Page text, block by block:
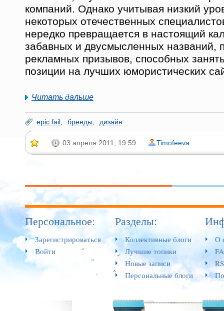
компаний. Однако учитывая низкий
некоторых отечественных
нередко превращается в настоящий
забавных и двусмысленных названий,
рекламных призывов, способных
позиции на лучших юмористических
Читать дальше
epic fail бренды дизайн
03 апреля 2011, 19:59 Timofeeva
Персональное:
Зарегистрироваться
Войти
Разделы:
Коллективные блоги
Лучшие топики
Новые записи
Персональные блоги
О